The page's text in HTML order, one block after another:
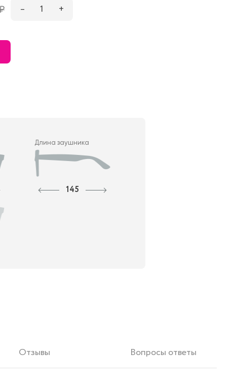
– 1 +
Длина заушника
145
Отзывы Вопросы ответы